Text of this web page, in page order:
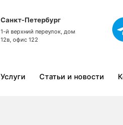
Санкт-Петербург
1-й верхний переулок, дом
12в, офис 122
Услуги Статьи и новости